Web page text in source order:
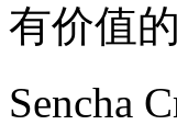
有价值
Sencha